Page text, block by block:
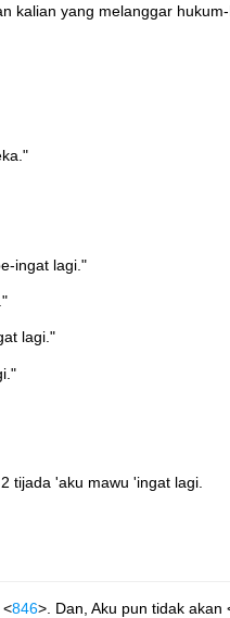
kalian yang melanggar hukum-
ingat lagi."
lagi."
tijada 'aku mawu 'ingat lagi.
<846>. Dan, Aku pun tidak akan